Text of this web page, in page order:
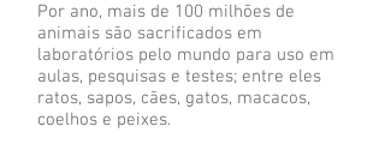
Por ano, mais de 100 milhões de
animais são sacrificados em
laboratórios pelo mundo para uso em
aulas, pesquisas e testes; entre eles
ratos, sapos, cães, gatos, macacos,
coelhos e peixes.